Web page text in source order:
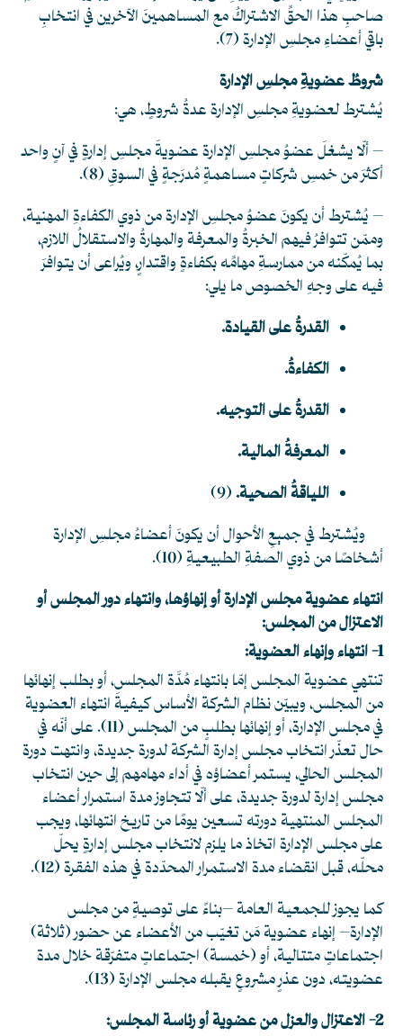
صاحبِ هذا الحقِّ الاشتراكُ مع المساهمينَ الآخرين في انتخابِ
باقي أعضاءِ مجلسِ الإدارة(7)
.
شروطُ عضويةِ مجلسِ الإدارة
يُشترط لعضويةِ مجلسِ الإدارة عدةُ شروطٍ، هي:
– ألّا يشغلَ عضوُ مجلسِ الإدارة عضويةَ مجلسِ إدارةٍ في آنٍ واحد
أكثرَ من خمسِ شركاتٍ مساهمةٍ مُدرَجةٍ في السوقِ(8)
.
– يُشترط أن يكونَ عضوُ مجلسِ الإدارة من ذوي الكفاءةِ المهنية،
وممّن تتوافرُ فيهم الخبرةُ والمعرفة والمهارةُ والاستقلالُ اللازم،
بما يُمكّنه من ممارسةِ مهامِّه بكفاءةٍ واقتدارٍ، ويُراعى أن يتوافرَ
فيه على وجهِ الخصوص ما يلي:
القدرةُ على القيادة.
الكفاءةُ.
القدرةُ على التوجيه.
المعرفةُ المالية.
اللياقةُ الصحية.(9)
ويُشترط في جميعِ الأحوال أن يكونَ أعضاءُ مجلسِ الإدارة
أشخاصًا من ذوي الصفةِ الطبيعيةِ(10)
.
انتهاء عضوية مجلس الإدارة أو إنهاؤها، وانتهاء دور المجلس أو
الاعتزال من المجلس:
1- انتهاء وإنهاء العضوية:
تنتهي عضوية المجلس إمّا بانتهاء مُدَّة المجلس، أو بطلب إنهائها
من المجلس، ويبيّن نظام الشركة الأساس كيفيةَ انتهاء العضوية
في مجلس الإدارة، أو إنهائها بطلبٍ من المجلس(11)
. على أنّه في
حال تعذّر انتخاب مجلس إدارة الشركة لدورة جديدة، وانتهت دورة
المجلس الحالي، يستمر أعضاؤه في أداء مهامهم إلى حين انتخاب
مجلس إدارة لدورة جديدة، على ألّا تتجاوز مدة استمرار أعضاء
المجلس المنتهية دورته تسعين يومًا من تاريخ انتهائها، ويجب
على مجلس الإدارة اتخاذ ما يلزم لانتخاب مجلس إدارةٍ يحلّ
محلّه، قبل انقضاء مدة الاستمرار المحدّدة في هذه الفقرة(12)
.
كما يجوز للجمعية العامة –بناءً على توصيةٍ من مجلس
الإدارة– إنهاء عضوية مَن تغيّب من الأعضاء عن حضور (ثلاثة)
اجتماعاتٍ متتالية، أو (خمسة) اجتماعاتٍ متفرّقة خلال مدة
عضويته، دون عذرٍ مشروعٍ يقبله مجلس الإدارة(13)
.
2- الاعتزال والعزل من عضوية أو رئاسة المجلس: